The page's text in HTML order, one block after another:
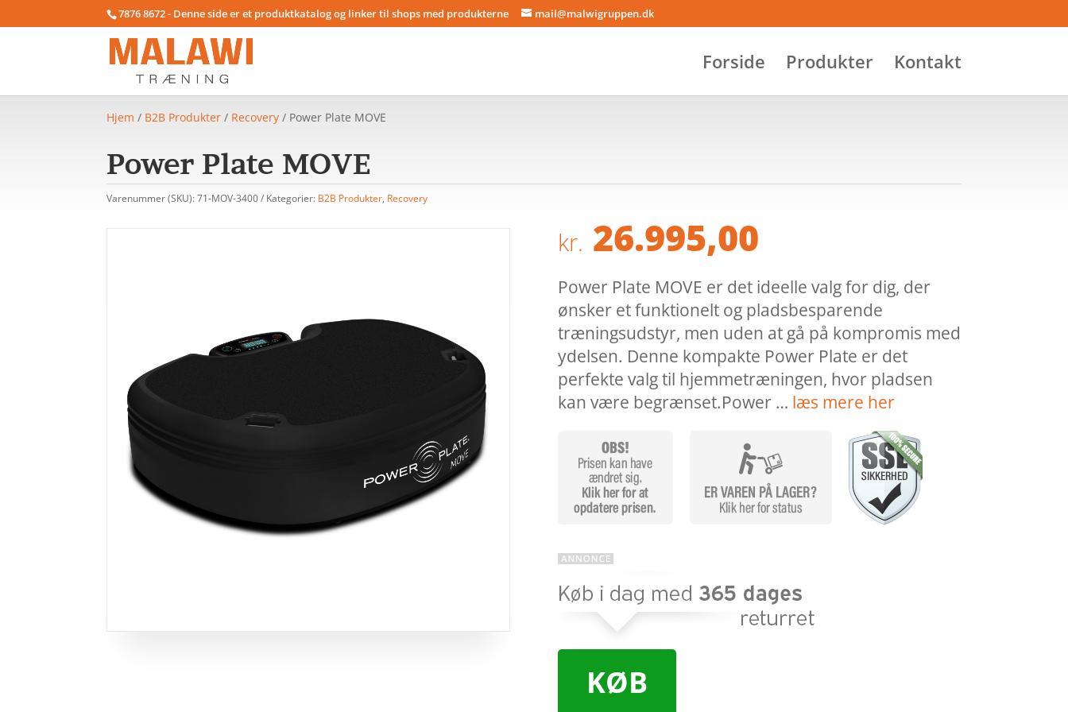
7876 8672 - Denne side er et produktkatalog og linker til shops med produkterne mail@malwigruppen.dk
Forside Produkter Kontakt
Hjem / B2B Produkter / Recovery / Power Plate MOVE
Power Plate MOVE
Varenummer (SKU):71-MOV-3400 Kategorier: B2B Produkter, Recovery
kr. 26.995,00
Power Plate MOVE er det ideelle valg for dig, der
ønsker et funktionelt og pladsbesparende
træningsudstyr, men uden at gå på kompromis med
ydelsen. Denne kompakte Power Plate er det
perfekte valg til hjemmetræningen, hvor pladsen
kan være begrænset.Power … læs mere her
KØB